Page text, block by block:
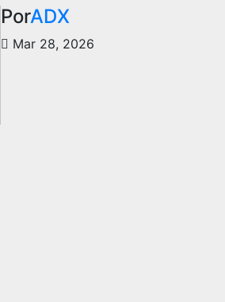
PorADX
Mar 28, 2026